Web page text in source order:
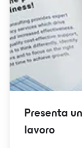
Presenta
lavoro